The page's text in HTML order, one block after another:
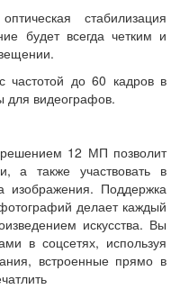
стабилизация
будет всегда четким и
частотой до 60 кадров в
для видеографов.
12 МП позволит
а также участвовать в
изображения. Поддержка
делает каждый
искусства. Вы
в соцсетях, используя
встроенные прямо в